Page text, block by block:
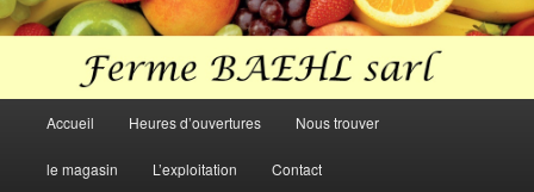
principal
Accueil Heures d’ouvertures Nous trouver
le magasin L’exploitation Contact